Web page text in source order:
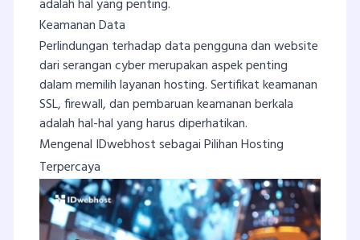
adalah hal yang penting.
Keamanan Data
Perlindungan terhadap data pengguna dan website
dari serangan cyber merupakan aspek penting
dalam memilih layanan hosting. Sertifikat keamanan
SSL, firewall, dan pembaruan keamanan berkala
adalah hal-hal yang harus diperhatikan.
Mengenal IDwebhost sebagai Pilihan Hosting
Terpercaya